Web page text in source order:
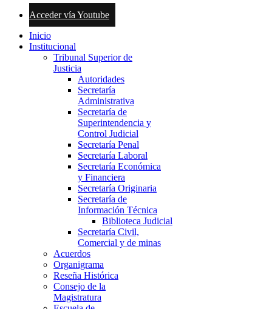
Acceder vía Youtube
Inicio
Institucional
Tribunal Superior de
Justicia
Autoridades
Secretaría
Administrativa
Secretaría de
Superintendencia y
Control Judicial
Secretaría Penal
Secretaría Laboral
Secretaría Económica
y Financiera
Secretaría Originaria
Secretaría de
Información Técnica
Biblioteca Judicial
Secretaría Civil,
Comercial y de minas
Acuerdos
Organigrama
Reseña Histórica
Consejo de la
Magistratura